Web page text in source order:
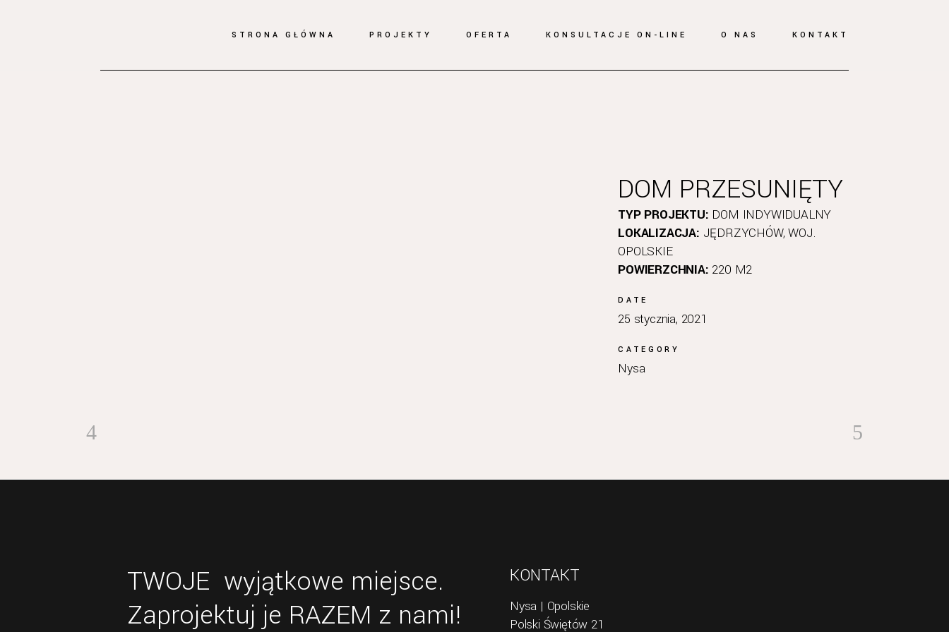
STRONA GŁÓWNA PROJEKTY OFERTA KONSULTACJE ON-LINE O NAS KONTAKT
DOM PRZESUNIĘTY
TYP PROJEKTU: DOM INDYWIDUALNY
LOKALIZACJA: JĘDRZYCHÓW, WOJ.
OPOLSKIE
POWIERZCHNIA: 220 M2
DATE
25 stycznia, 2021
CATEGORY
Nysa
TWOJE wyjątkowe miejsce.
Zaprojektuj je RAZEM z nami!
KONTAKT
Nysa | Opolskie
Polski Świętów 21